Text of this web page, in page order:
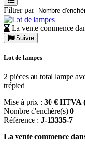
Filtrer par
La vente commence
Suivre
Lot de lampes
2 pièces au total lampe
trépied
Mise à prix : 30 € HTVA
Nombre d'enchère(s) 0
Référence : J-13335-7
La vente commence